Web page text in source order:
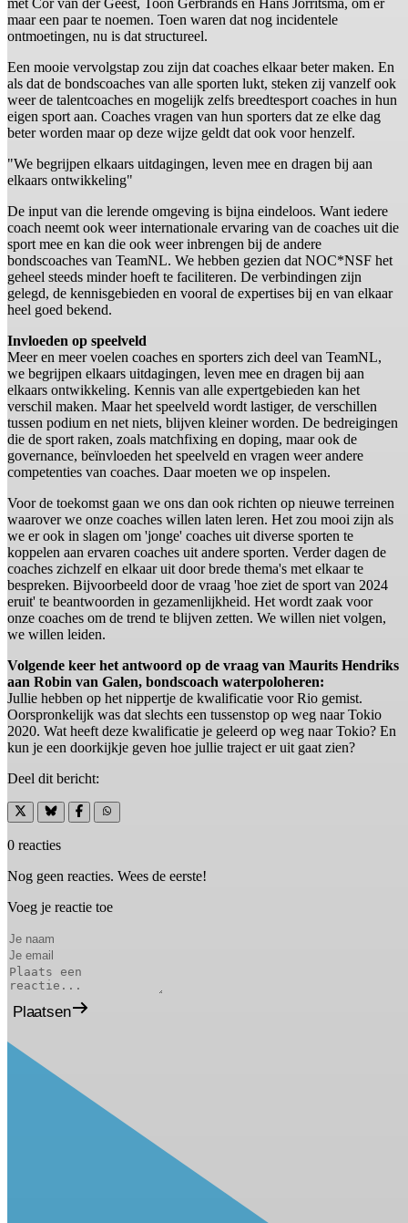
met Cor van der Geest, Toon Gerbrands en Hans Jorritsma, om er
maar een paar te noemen. Toen waren dat nog incidentele
ontmoetingen, nu is dat structureel.
Een mooie vervolgstap zou zijn dat coaches elkaar beter maken. En
als dat de bondscoaches van alle sporten lukt, steken zij vanzelf ook
weer de talentcoaches en mogelijk zelfs breedtesport coaches in hun
eigen sport aan. Coaches vragen van hun sporters dat ze elke dag
beter worden maar op deze wijze geldt dat ook voor henzelf.
"We begrijpen elkaars uitdagingen, leven mee en dragen bij aan
elkaars ontwikkeling"
De input van die lerende omgeving is bijna eindeloos. Want iedere
coach neemt ook weer internationale ervaring van de coaches uit die
sport mee en kan die ook weer inbrengen bij de andere
bondscoaches van TeamNL. We hebben gezien dat NOC*NSF het
geheel steeds minder hoeft te faciliteren. De verbindingen zijn
gelegd, de kennisgebieden en vooral de expertises bij en van elkaar
heel goed bekend.
Invloeden op speelveld
Meer en meer voelen coaches en sporters zich deel van TeamNL,
we begrijpen elkaars uitdagingen, leven mee en dragen bij aan
elkaars ontwikkeling. Kennis van alle expertgebieden kan het
verschil maken. Maar het speelveld wordt lastiger, de verschillen
tussen podium en net niets, blijven kleiner worden. De bedreigingen
die de sport raken, zoals matchfixing en doping, maar ook de
governance, beïnvloeden het speelveld en vragen weer andere
competenties van coaches. Daar moeten we op inspelen.
Voor de toekomst gaan we ons dan ook richten op nieuwe terreinen
waarover we onze coaches willen laten leren. Het zou mooi zijn als
we er ook in slagen om 'jonge' coaches uit diverse sporten te
koppelen aan ervaren coaches uit andere sporten. Verder dagen de
coaches zichzelf en elkaar uit door brede thema's met elkaar te
bespreken. Bijvoorbeeld door de vraag 'hoe ziet de sport van 2024
eruit' te beantwoorden in gezamenlijkheid. Het wordt zaak voor
onze coaches om de trend te blijven zetten. We willen niet volgen,
we willen leiden.
Volgende keer het antwoord op de vraag van Maurits Hendriks
aan Robin van Galen, bondscoach waterpoloheren:
Jullie hebben op het nippertje de kwalificatie voor Rio gemist.
Oorspronkelijk was dat slechts een tussenstop op weg naar Tokio
2020. Wat heeft deze kwalificatie je geleerd op weg naar Tokio? En
kun je een doorkijkje geven hoe jullie traject er uit gaat zien?
Deel dit bericht:
0 reacties
Nog geen reacties. Wees de eerste!
Voeg je reactie toe
Plaatsen